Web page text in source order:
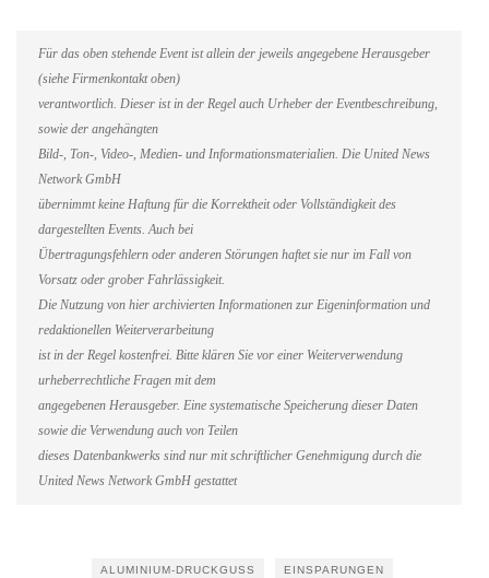
Für das oben stehende Event ist allein der jeweils angegebene Herausgeber
(siehe Firmenkontakt oben)
verantwortlich. Dieser ist in der Regel auch Urheber der Eventbeschreibung,
sowie der angehängten
Bild-, Ton-, Video-, Medien- und Informationsmaterialien. Die United News
Network GmbH
übernimmt keine Haftung für die Korrektheit oder Vollständigkeit des
dargestellten Events. Auch bei
Übertragungsfehlern oder anderen Störungen haftet sie nur im Fall von
Vorsatz oder grober Fahrlässigkeit.
Die Nutzung von hier archivierten Informationen zur Eigeninformation und
redaktionellen Weiterverarbeitung
ist in der Regel kostenfrei. Bitte klären Sie vor einer Weiterverwendung
urheberrechtliche Fragen mit dem
angegebenen Herausgeber. Eine systematische Speicherung dieser Daten
sowie die Verwendung auch von Teilen
dieses Datenbankwerks sind nur mit schriftlicher Genehmigung durch die
United News Network GmbH gestattet
ALUMINIUM-DRUCKGUSS EINSPARUNGEN